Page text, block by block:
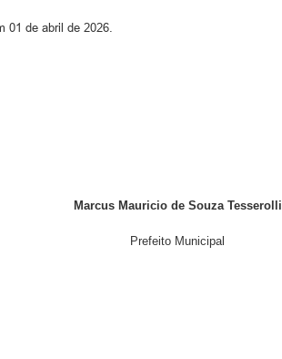
01 de abril de 2026
Marcus Mauricio de Souza Tesserolli
Prefeito Municipal